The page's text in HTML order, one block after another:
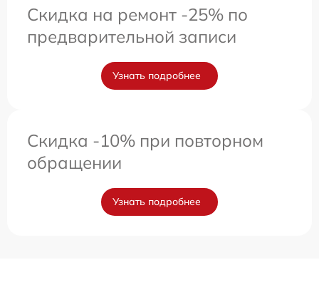
Скидка на ремонт -25% по
предварительной записи
Узнать подробнее
Скидка -10% при повторном
обращении
Узнать подробнее